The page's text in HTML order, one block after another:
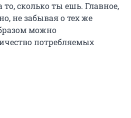
то, сколько ты ешь. Главное,
не забывая о тех же
можно
потребляемых